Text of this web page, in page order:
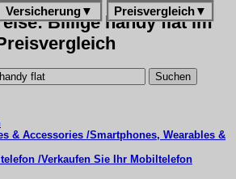
Versicherung▼ Preisvergleich▼
Billige handy flat im
& Accessories /Smartphones, Wearables &
/Verkaufen Sie Ihr Mobiltelefon